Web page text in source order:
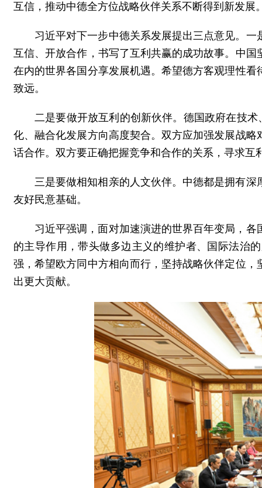
互信，推动中德全方位战略伙伴关系不断得到新发展
习近平对下一步中德关系发展提出三点意见。
互信、开放合作，书写了互利共赢的成功故事。中
在内的世界各国分享发展机遇。希望德方客观理性
致远。
二是要做开放互利的创新伙伴。德国政府在技
化、融合化发展方向高度契合。双方应加强发展战
话合作。双方要正确把握竞争和合作的关系，寻求
三是要做相知相亲的人文伙伴。中德都是拥有
友好民意基础。
习近平强调，面对加速演进的世界百年变局，
的主导作用，带头做多边主义的维护者、国际法治
强，希望欧方同中方相向而行，坚持战略伙伴定位
出更大贡献。